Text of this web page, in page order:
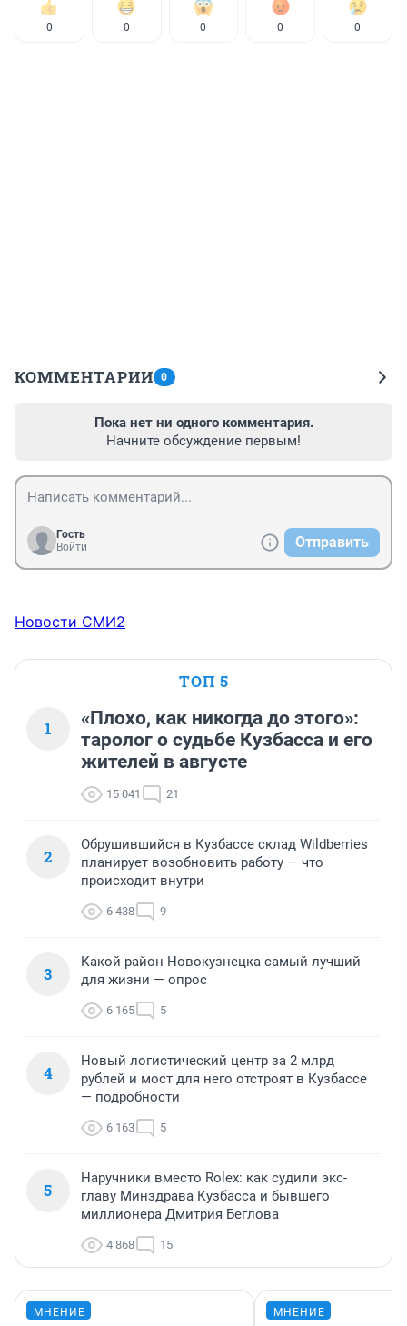
0 0 0 0 0
КОММЕНТАРИИ 0
Пока нет ни одного комментария.
Начните обсуждение первым!
Гость
Войти
Отправить
Новости СМИ2
ТОП 5
1
«Плохо, как никогда до этого»:
таролог о судьбе Кузбасса и его
жителей в августе
15 041 21
2
Обрушившийся в Кузбассе склад Wildberries
планирует возобновить работу — что
происходит внутри
6 438 9
3
Какой район Новокузнецка самый лучший
для жизни — опрос
6 165 5
4
Новый логистический центр за 2 млрд
рублей и мост для него отстроят в Кузбассе
— подробности
6 163 5
5
Наручники вместо Rolex: как судили экс-
главу Минздрава Кузбасса и бывшего
миллионера Дмитрия Беглова
4 868 15
МНЕНИЕ МНЕНИЕ